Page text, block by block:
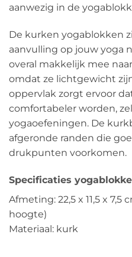
aanwezig in de
De kurken yogablokken
aanvulling op jouw yoga
overal makkelijk mee
omdat ze lichtgewicht
oppervlak zorgt ervoor
comfortabeler worden,
yogaoefeningen. De
afgeronde randen die
drukpunten voorkomen.
Specificaties
Afmeting: 22,5 x 11,5 x
hoogte)
Materiaal: kurk